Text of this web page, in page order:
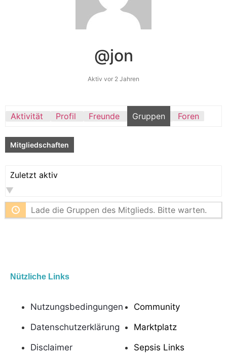
@jon
Aktiv vor 2 Jahren
Aktivität Profil Freunde Gruppen Foren
Mitgliedschaften
Anordnen
nach:
Lade die Gruppen des Mitglieds. Bitte warten.
Nützliche Links
Nutzungsbedingungen
Datenschutzerklärung
Disclaimer
Community
Marktplatz
Sepsis Links